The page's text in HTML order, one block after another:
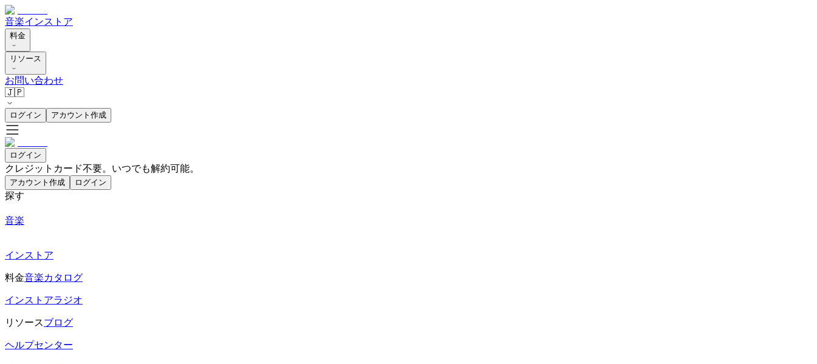
音楽インストア
料金
リソース
お問い合わせ
🇯🇵
ログイン アカウント作成
ログイン
クレジットカード不要。いつでも解約可能。
アカウント作成 ログイン
探す
音楽
インストア
料金音楽カタログ
インストアラジオ
リソースブログ
ヘルプセンター